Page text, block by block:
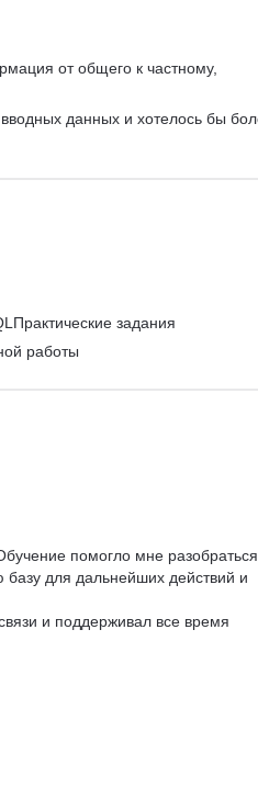
от общего к частному,
данных и хотелось бы
задания
работы
помогло мне разобраться,
для дальнейших действий и
и поддерживал все время